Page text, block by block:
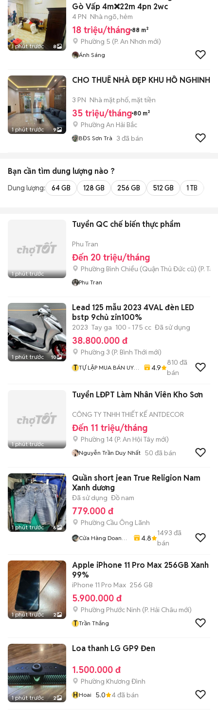
1 phút trước 8
Gò Vấp 4m❌22m 4pn 2wc
4 PN Nhà ngõ, hẻm
18 triệu/tháng 88 m²
Phường 5 (P. An Nhơn mới)
Ánh Sáng
1 phút trước 9
CHO THUÊ NHÀ ĐẸP KHU HỒ NGHINH
3 PN Nhà mặt phố, mặt tiền
35 triệu/tháng 80 m²
Phường An Hải Bắc
BĐS Sơn Trà 3 đã bán
Bạn cần tìm dung lượng nào ?
Dung lượng: 64 GB 128 GB 256 GB 512 GB 1 TB
1 phút trước
Tuyển QC chế biến thực phẩm
Phu Tran
Đến 20 triệu/tháng
Phường Bình Chiểu (Quận Thủ Đức cũ) (P.
Phu Tran
1 phút trước 10
Lead 125 mẫu 2023 4VAL đèn LED
bstp 9chủ zin100%
2023 Tay ga 100 - 175 cc Đã sử dụng
38.800.000 đ
Phường 3 (P. Bình Thới mới)
T TỰ LẬP MUA BÁN UY
4.9
810 đã
bán
1 phút trước
Tuyển LĐPT Làm Nhân Viên Kho Sơn
CÔNG TY TNHH THIẾT KẾ ANTDECOR
Đến 11 triệu/tháng
Phường 14 (P. An Hội Tây mới)
Nguyễn Trần Duy Nhất 50 đã bán
1 phút trước 6
Quần short jean True Religion Nam
Xanh dương
Đã sử dụng Đồ nam
779.000 đ
Phường Cầu Ông Lãnh
Cửa Hàng Doan
4.8
1493 đã
bán
1 phút trước 2
Apple iPhone 11 Pro Max 256GB Xanh
99%
iPhone 11 Pro Max 256 GB
5.900.000 đ
Phường Phước Ninh (P. Hải Châu mới)
T Trần Thắng
1 phút trước 2
Loa thanh LG GP9 Đen
1.500.000 đ
Phường Khương Đình
HHoai 5.0 4đã bán